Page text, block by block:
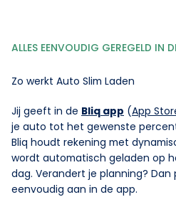
ALLES EENVOUDIG GEREGELD IN
Zo werkt Auto Slim Laden
Jij geeft in de Bliq app (App
je auto tot het gewenste
Bliq houdt rekening met
wordt automatisch geladen op
dag. Verandert je planning? Dan
eenvoudig aan in de app.